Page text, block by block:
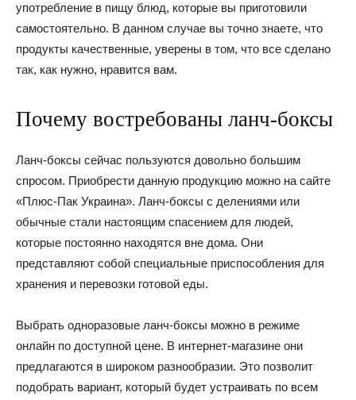
употребление в пищу блюд, которые вы приготовили
самостоятельно. В данном случае вы точно знаете, что
продукты качественные, уверены в том, что все сделано
так, как нужно, нравится вам.
Почему востребованы ланч-боксы
Ланч-боксы сейчас пользуются довольно большим
спросом. Приобрести данную продукцию можно на сайте
«Плюс-Пак Украина». Ланч-боксы с делениями или
обычные стали настоящим спасением для людей,
которые постоянно находятся вне дома. Они
представляют собой специальные приспособления для
хранения и перевозки готовой еды.
Выбрать одноразовые ланч-боксы можно в режиме
онлайн по доступной цене. В интернет-магазине они
предлагаются в широком разнообразии. Это позволит
подобрать вариант, который будет устраивать по всем